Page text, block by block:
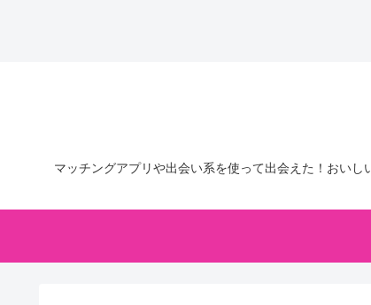
マッチングアプリや出会い系を使って出会えた！おい